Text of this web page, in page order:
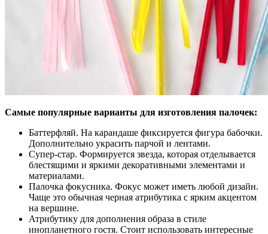
Самые популярные варианты для изготовления палочек:
Баттерфляй. На карандаше фиксируется фигура бабочки.
Дополнительно украсить парчой и лентами.
Супер-стар. Формируется звезда, которая отделывается
блестящими и яркими декоративными элементами и
материалами.
Палочка фокусника. Фокус может иметь любой дизайн.
Чаще это обычная черная атрибутика с ярким акцентом
на вершине.
Атрибутику для дополнения образа в стиле
инопланетного гостя. Стоит использовать интересные